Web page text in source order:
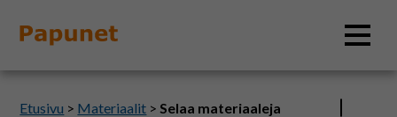
Etusivu > Materiaalit >Selaa materiaaleja